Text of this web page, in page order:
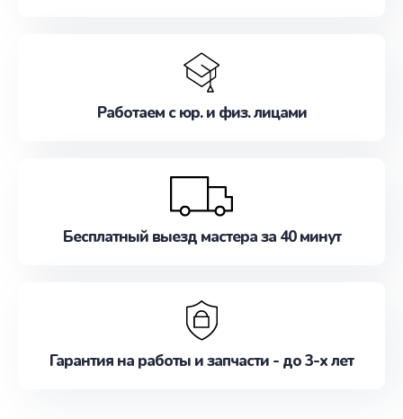
Работаем с юр. и физ. лицами
Бесплатный выезд мастера за 40 минут
Гарантия на работы и запчасти - до 3-х лет